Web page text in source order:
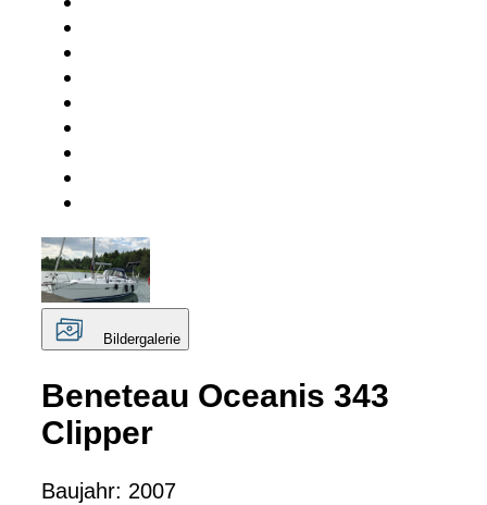
Bildergalerie
Beneteau Oceanis 343
Clipper
Baujahr: 2007